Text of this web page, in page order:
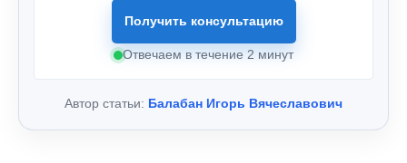
Получить консультацию
Отвечаем в течение 2 минут
Автор статьи: Балабан Игорь Вячеславович